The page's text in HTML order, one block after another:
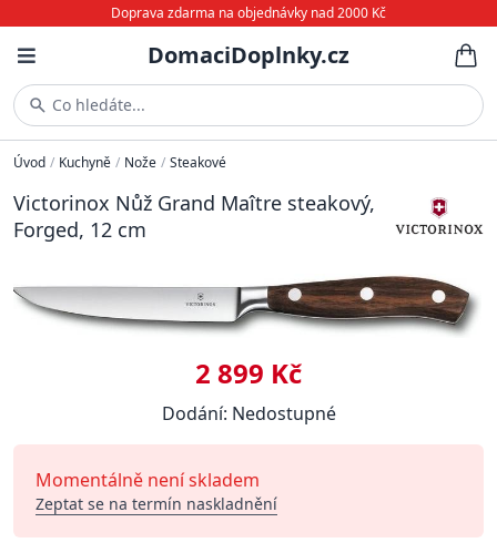
Doprava zdarma na objednávky nad 2000 Kč
DomaciDoplnky.cz
Co hledáte...
Úvod / Kuchyně / Nože / Steakové
Victorinox Nůž Grand Maître steakový,
Forged, 12 cm
2 899 Kč
Dodání: Nedostupné
Momentálně není skladem
Zeptat se na termín naskladnění